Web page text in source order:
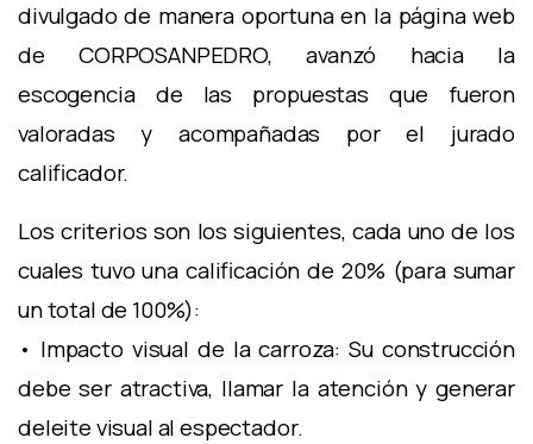
divulgado de manera oportuna en la página web
de CORPOSANPEDRO, avanzó hacia la
escogencia de las propuestas que fueron
valoradas y acompañadas por el jurado
calificador.
Los criterios son los siguientes, cada uno de los
cuales tuvo una calificación de 20% (para sumar
un total de 100%):
• Impacto visual de la carroza: Su construcción
debe ser atractiva, llamar la atención y generar
deleite visual al espectador.